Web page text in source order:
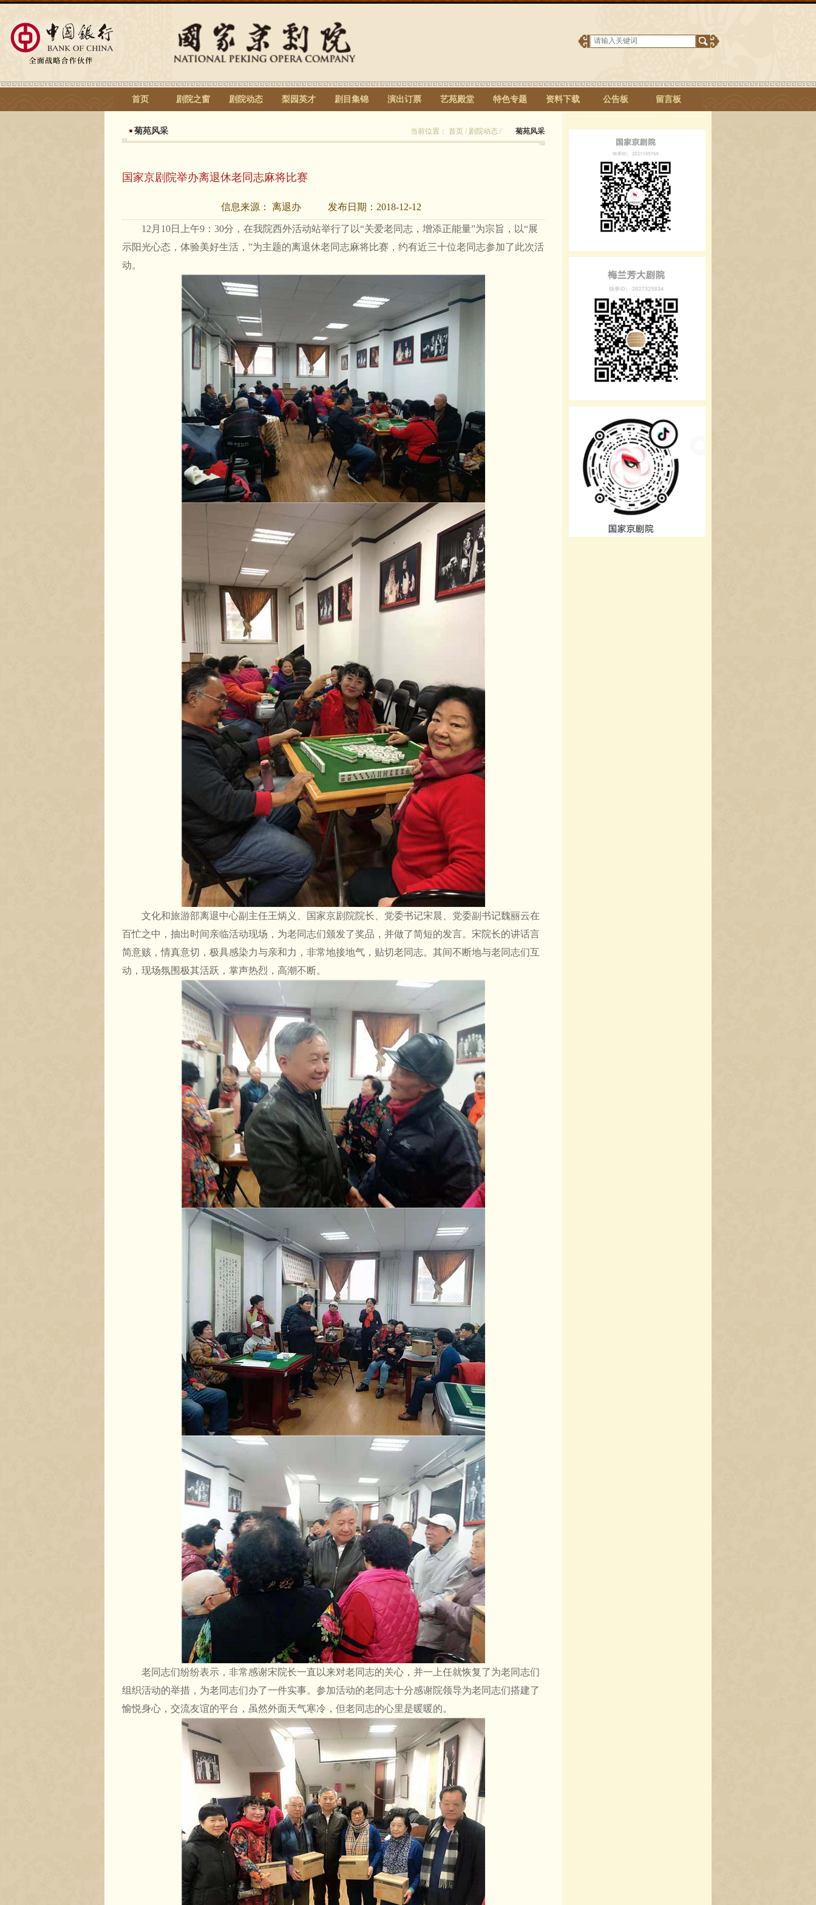
首页 剧院之窗 剧院动态 梨园英才 剧目集锦 演出订票 艺苑殿堂 特色专题 资料下载 公告板 留言板
菊苑风采 当前位置： 首页 / 剧院动态 / 菊苑风采
国家京剧院举办离退休老同志麻将比赛
信息来源： 离退办 发布日期： 2018-12-12
12月10日上午9：30分，在我院西外活动站举行了以“关爱老同志，增添正能量”为宗旨，以“展
示阳光心态，体验美好生活，”为主题的离退休老同志麻将比赛，约有近三十位老同志参加了此次活
动。
文化和旅游部离退中心副主任王炳义、国家京剧院院长、党委书记宋晨、党委副书记魏丽云在
百忙之中，抽出时间亲临活动现场，为老同志们颁发了奖品，并做了简短的发言。宋院长的讲话言
简意赅，情真意切，极具感染力与亲和力，非常地接地气，贴切老同志。其间不断地与老同志们互
动，现场氛围极其活跃，掌声热烈，高潮不断。
老同志们纷纷表示，非常感谢宋院长一直以来对老同志的关心，并一上任就恢复了为老同志们
组织活动的举措，为老同志们办了一件实事。参加活动的老同志十分感谢院领导为老同志们搭建了
愉悦身心，交流友谊的平台，虽然外面天气寒冷，但老同志的心里是暖暖的。